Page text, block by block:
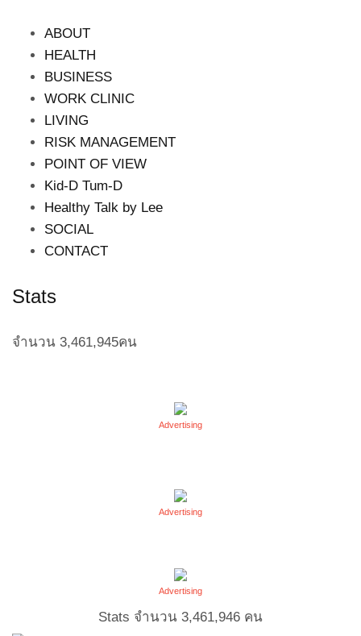
ABOUT
HEALTH
BUSINESS
WORK CLINIC
LIVING
RISK MANAGEMENT
POINT OF VIEW
Kid-D Tum-D
Healthy Talk by Lee
SOCIAL
CONTACT
Stats
จำนวน 3,461,945คน
Advertising
Advertising
Advertising
Stats จำนวน 3,461,946 คน